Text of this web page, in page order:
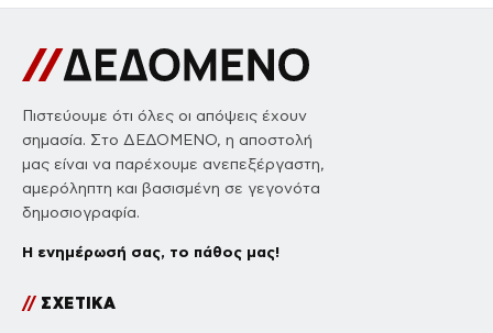
Πιστεύουμε ότι όλες οι απόψεις έχουν
σημασία. Στο ΔΕΔΟΜΕΝΟ, η αποστολή
μας είναι να παρέχουμε ανεπεξέργαστη,
αμερόληπτη και βασισμένη σε γεγονότα
δημοσιογραφία.
Η ενημέρωσή σας, το πάθος μας!
//ΣΧΕΤΙΚΑ